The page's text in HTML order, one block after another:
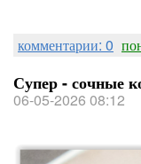
комментарии: 0
Супер - сочные
06-05-2026 08:12